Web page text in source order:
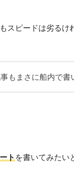
スピードは劣る
もまさに船内で書
ト を書いてみたい